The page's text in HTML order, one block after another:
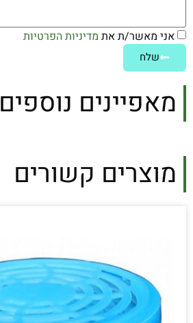
אני מאשר/ת את מדיניות הפרטיות
שלח
מאפיינים נוספים
מוצרים קשורים